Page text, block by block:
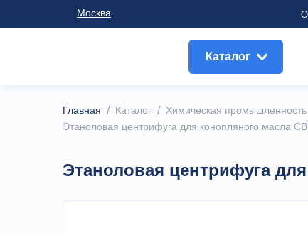
Москва О
Каталог
Главная / Каталог / Химическая промышленность
Этаноловая центрифуга для конопляного масла
Этаноловая центрифуга